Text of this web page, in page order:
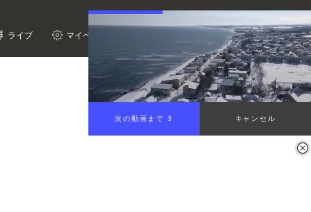
ライブ マイページ
次の動画まで 2 キャンセル